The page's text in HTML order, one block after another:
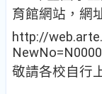
育館網站，網
http://
敬請各校自行